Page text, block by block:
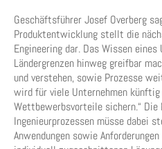
Geschäftsführer Josef Overberg
Produktentwicklung stellt die
Engineering dar. Das Wissen
Ländergrenzen hinweg greifbar
und verstehen, sowie Prozesse
wird für viele Unternehmen
Wettbewerbsvorteile sichern.“ Die
Ingenieurprozessen müsse dabei
Anwendungen sowie